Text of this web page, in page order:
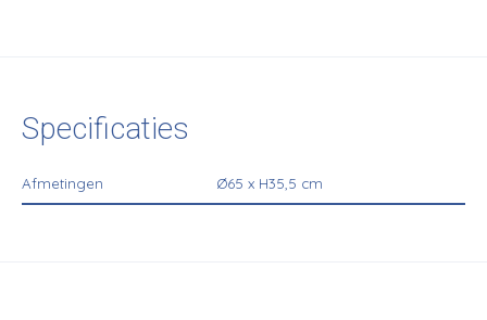
Specificaties
Afmetingen Ø65 x H35,5 cm